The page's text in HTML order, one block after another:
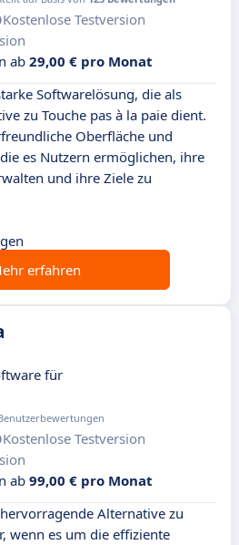
Kostenlose Testversion
ab 29,00 € pro Monat
Softwarelösung, die als
zu Touche pas à la paie dient.
Oberfläche und
es Nutzern ermöglichen, ihre
und ihre Ziele zu
erfahren
für
Kostenlose Testversion
ab 99,00 € pro Monat
Alternative zu
wenn es um die effiziente